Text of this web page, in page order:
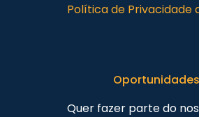
Política de Privacidade
Oportunidades
Quer fazer parte do